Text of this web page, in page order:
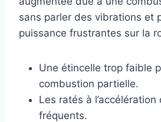
sans parler des vibrations et
puissance frustrantes sur la
Une étincelle trop faible
combustion partielle.
Les ratés à
fréquents.